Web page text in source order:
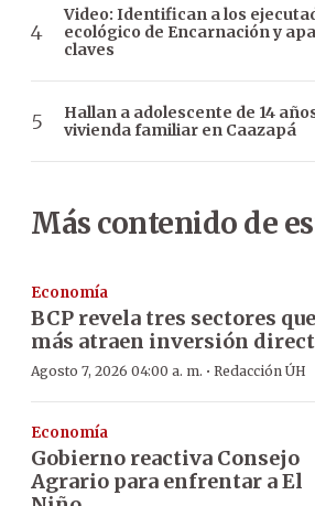
Video: Identifican a los
ecológico de Encarnación y
claves
Hallan a adolescente de 14
vivienda familiar en Caazapá
Más contenido de
Economía
BCP revela tres sectores que
más atraen inversión
Agosto 7, 2026 04:00 a. m. · Redacción ÚH
Economía
Gobierno reactiva Consejo
Agrario para enfrentar a El